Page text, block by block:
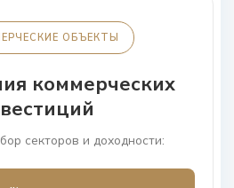
ОБЪЕКТЫ
коммерческих
секторов и доходности: